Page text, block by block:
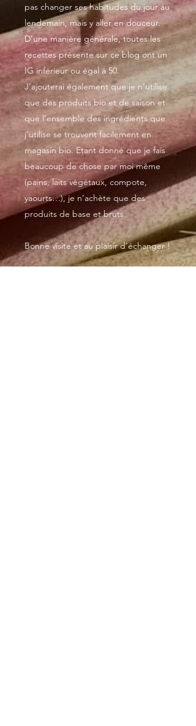
pas changer ses habitudes du jour au
lendemain, mais y aller en douceur.
D’une manière générale, toutes les
recettes présente sur ce blog ont un
IG inférieur ou égal à 50.
J’ajouterai également que je n’utilise
que des produits bio et de saison et
que l’ensemble des ingrédients que
j’utilise se trouvent facilement en
magasin bio. Etant donné que je fais
beaucoup de chose par moi même
(pains, laits végétaux, compote,
yaourts…), je n’achète que des
produits de base et bruts.
Bonne visite et au plaisir d'échanger !